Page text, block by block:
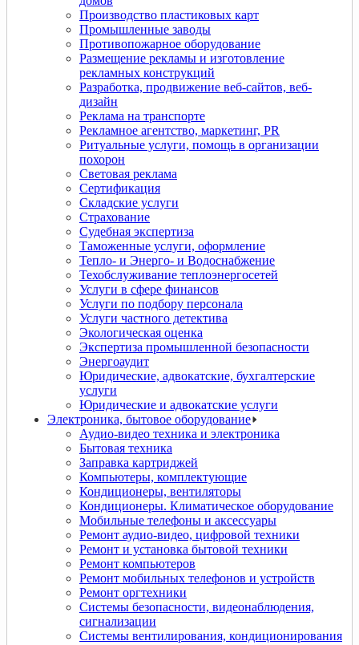
Производство пластиковых карт
Промышленные заводы
Противопожарное оборудование
Размещение рекламы и изготовление
рекламных конструкций
Разработка, продвижение веб-сайтов, веб-
дизайн
Реклама на транспорте
Рекламное агентство, маркетинг, PR
Ритуальные услуги, помощь в организации
похорон
Световая реклама
Сертификация
Складские услуги
Страхование
Судебная экспертиза
Таможенные услуги, оформление
Тепло- и Энерго- и Водоснабжение
Техобслуживание теплоэнергосетей
Услуги в сфере финансов
Услуги по подбору персонала
Услуги частного детектива
Экологическая оценка
Экспертиза промышленной безопасности
Энергоаудит
Юридические, адвокатские, бухгалтерские
услуги
Юридические и адвокатские услуги
Электроника, бытовое оборудование
Аудио-видео техника и электроника
Бытовая техника
Заправка картриджей
Компьютеры, комплектующие
Кондиционеры, вентиляторы
Кондиционеры. Климатическое оборудование
Мобильные телефоны и аксессуары
Ремонт аудио-видео, цифровой техники
Ремонт и установка бытовой техники
Ремонт компьютеров
Ремонт мобильных телефонов и устройств
Ремонт оргтехники
Системы безопасности, видеонаблюдения,
сигнализации
Системы вентилирования, кондиционирования